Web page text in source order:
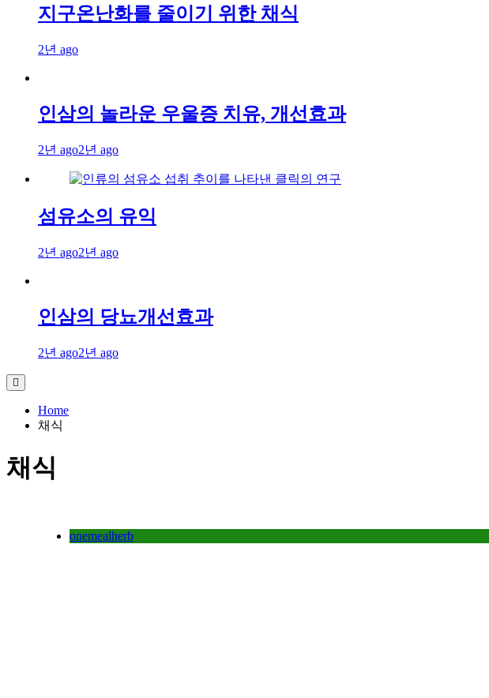
지구온난화를 줄이기 위한 채식
2년 ago
인삼의 놀라운 우울증 치유, 개선효과
2년 ago2년 ago
섬유소의 유익
2년 ago2년 ago
인삼의 당뇨개선효과
2년 ago2년 ago
Home
채식
채식
onemealherb